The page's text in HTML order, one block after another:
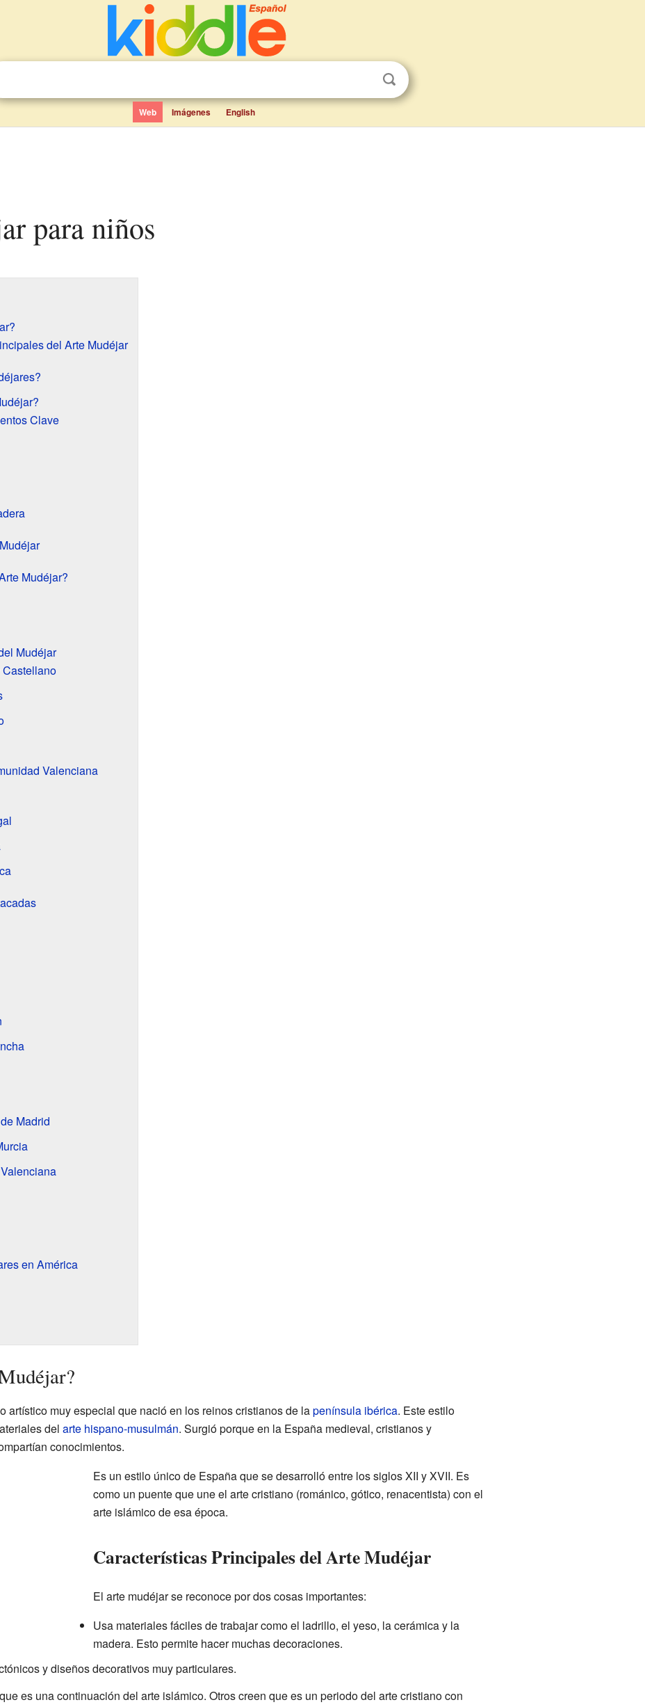
Web Imágenes English
para niños
del Arte Mudéjar
Clave
Mudéjar?
Mudéjar
Valenciana
Madrid
en América
artístico muy especial que nació en los reinos cristianos de lapenínsula ibérica. Este estilo
del arte hispano-musulmán. Surgió porque en la España medieval, cristianos y
conocimientos.
Es un estilo único de España que se desarrolló entre los siglos XII y XVII. Es
como un puente que une el arte cristiano (románico, gótico, renacentista) con el
arte islámico de esa época.
Características Principales del Arte Mudéjar
El arte mudéjar se reconoce por dos cosas importantes:
Usa materiales fáciles de trabajar como el ladrillo, el yeso, la cerámica y la
madera. Esto permite hacer muchas decoraciones.
y diseños decorativos muy particulares.
es una continuación del arte islámico. Otros creen que es un periodo del arte cristiano con